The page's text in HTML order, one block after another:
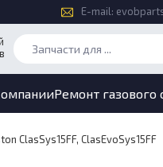
E-mail:
Ремонт газового
ClasSys15FF, ClasEvoSys15FF